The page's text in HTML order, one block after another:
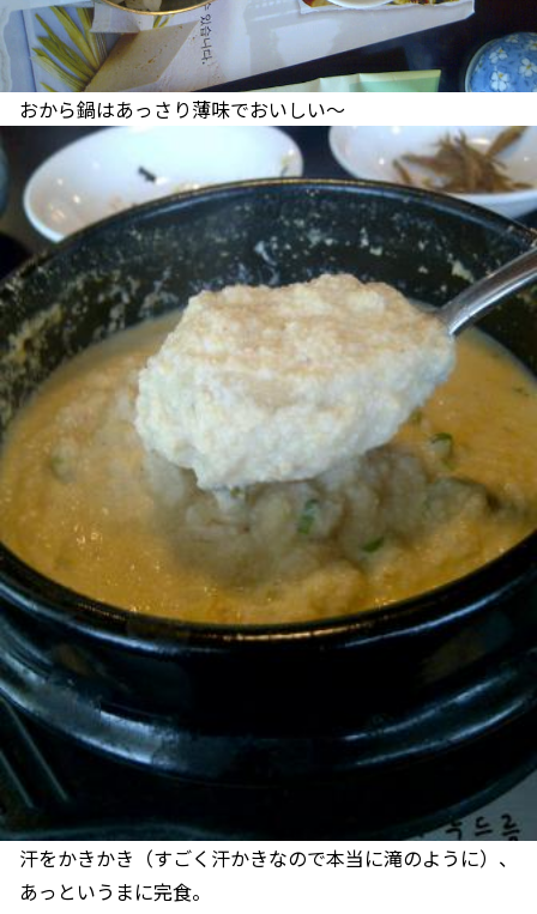
おから鍋はあっさり薄味でおいしい～
汗をかきかき（すごく汗かきなので本当に滝のように）、
あっというまに完食。